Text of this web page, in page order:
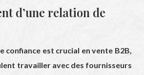
d’une relation de
confiance est crucial en vente B2B,
travailler avec des fournisseurs